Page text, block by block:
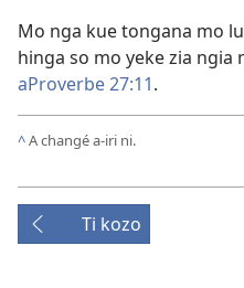
Mo nga kue tongana mo
hinga so mo yeke zia ngia
aProverbe 27:11.
^A changé a-iri ni.
Ti kozo